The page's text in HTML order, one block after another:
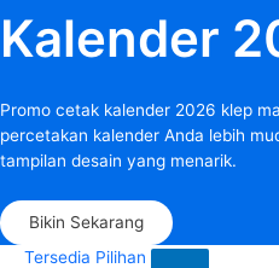
Kalender
Promo cetak kalender 2026 klep
percetakan kalender Anda lebih
tampilan desain yang menarik.
Bikin Sekarang
Tersedia Pilihan